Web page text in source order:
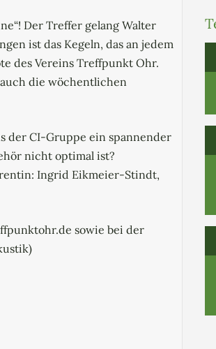
Der Treffer gelang Walter
ist das Kegeln, das an jedem
des Vereins Treffpunkt Ohr.
die wöchentlichen
der CI-Gruppe ein spannender
nicht optimal ist?
Ingrid Eikmeier-Stindt,
sowie bei der